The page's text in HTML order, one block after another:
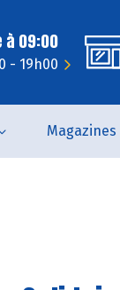
à 09:00
- 19h00
Magazines